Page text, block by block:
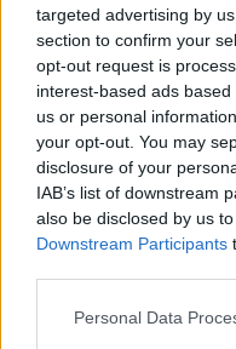
targeted advertising by
section to confirm your
opt-out request is
interest-based ads
us or personal
your opt-out. You may
disclosure of your
IAB’s list of downstream
also be disclosed by us
Downstream Participants
Please note that this
Personal Data
ΣΧΕΤΙΚΑ LINKS
Το site του